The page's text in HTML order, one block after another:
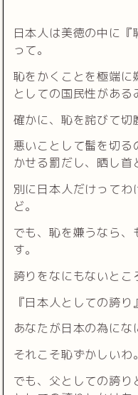
日本人は美徳の中に
って。
恥をかくことを極端に
としての国民性がある
確かに、恥を詫びて切
悪いことして髷を切
かせる罰だし、晒し首
別に日本人だけって
ど。
でも、恥を嫌うなら
す。
誇りをなにもないとこ
『日本人としての誇り
あなたが日本の為にな
それこそ恥ずかしいわ。
でも、父としての誇